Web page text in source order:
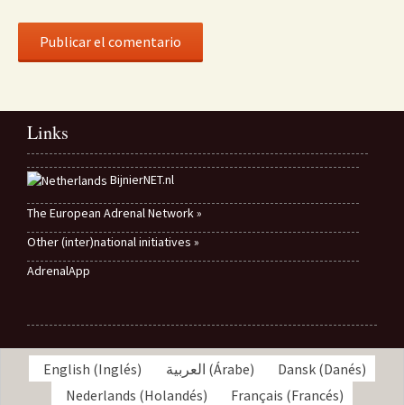
Links
BijnierNET.nl
The European Adrenal Network »
Other (inter)national initiatives »
AdrenalApp
English (Inglés) العربية (Árabe) Dansk (Danés)
Nederlands (Holandés) Français (Francés)